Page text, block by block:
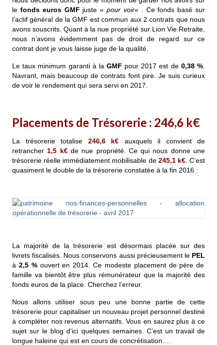
le fonds euros GMF juste «pour voir« . Ce fonds basé sur
l’actif général de la GMF est commun aux 2 contrats que nous
avons souscrits. Quant à la nue propriété sur Lion Vie Retraite,
nous n’avons évidemment pas de droit de regard sur ce
contrat dont je vous laisse juge de la qualité.
Le taux minimum garanti à la GMF pour 2017 est de 0,38 %
Navrant, mais beaucoup de contrats font pire. Je suis curieux
de voir le rendement qui sera servi en 2017.
Placements de Trésorerie : 246,6 k€
La trésorerie totalise 246,6 k€ auxquels il convient de
retrancher 1,5 k€de nue propriété. Ce qui nous donne une
trésorerie réelle immédiatement mobilisable de 245,1 k€. C’est
quasiment le double de la trésorerie constatée à la fin 2016 :
La majorité de la trésorerie est désormais placée sur des
livrets fiscalisés. Nous conservons aussi précieusement le PEL
à 2,5 %ouvert en 2014. Ce modeste placement de père de
famille va bientôt être plus rémunérateur que la majorité des
fonds euros de la place. Cherchez l’erreur.
Nous allons utiliser sous peu une bonne partie de cette
trésorerie pour capitaliser un nouveau projet personnel destiné
à compléter nos revenus alternatifs. Vous en saurez plus à ce
sujet sur le blog d’ici quelques semaines. C’est un travail de
longue haleine qui est en cours de concrétisation….